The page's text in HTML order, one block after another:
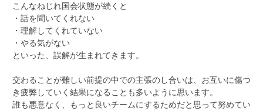
こんなねじれ国会状態が続くと
・話を聞いてくれない
・理解してくれていない
・やる気がない
といった、誤解が生まれてきます。
交わることが難しい前提の中での主張のし合いは、お互いに傷つ
き疲弊していく結果になることも多いように思います。
誰も悪意なく、もっと良いチームにするためだと思って努めてい